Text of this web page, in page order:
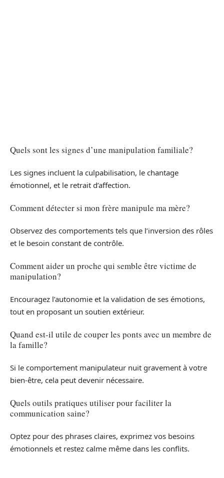
Quels sont les signes d’une manipulation familiale?
Les signes incluent la culpabilisation, le chantage
émotionnel, et le retrait d’affection.
Comment détecter si mon frère manipule ma mère?
Observez des comportements tels que l’inversion des rôles
et le besoin constant de contrôle.
Comment aider un proche qui semble être victime de
manipulation?
Encouragez l’autonomie et la validation de ses émotions,
tout en proposant un soutien extérieur.
Quand est-il utile de couper les ponts avec un membre de
la famille?
Si le comportement manipulateur nuit gravement à votre
bien-être, cela peut devenir nécessaire.
Quels outils pratiques utiliser pour faciliter la
communication saine?
Optez pour des phrases claires, exprimez vos besoins
émotionnels et restez calme même dans les conflits.